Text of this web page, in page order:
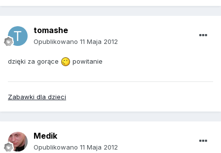
tomashe
Opublikowano 11 Maja 2012
dzięki za gorące powitanie
Zabawki dla dzieci
Medik
Opublikowano 11 Maja 2012